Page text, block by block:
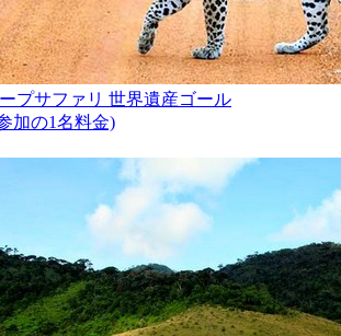
プサファリ 世界遺産ゴール
加の1名料金)